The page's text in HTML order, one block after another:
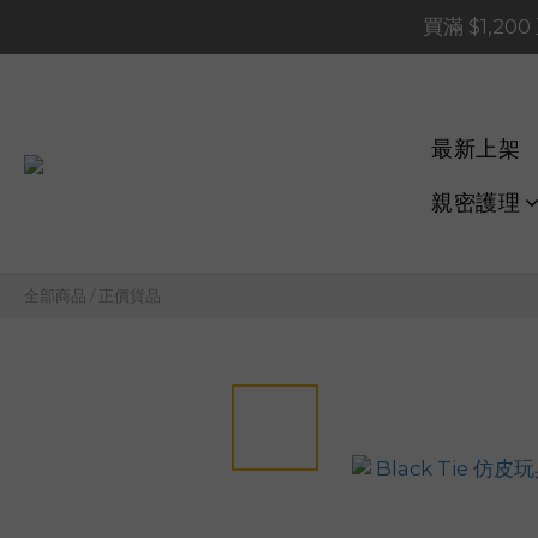
買滿
買滿
📢 系統維護通知 –
買滿
最新上架
親密護理
全部商品 / 正價貨品